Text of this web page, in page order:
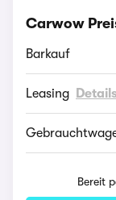
Carwow
Barkauf
Leasing
Bereit